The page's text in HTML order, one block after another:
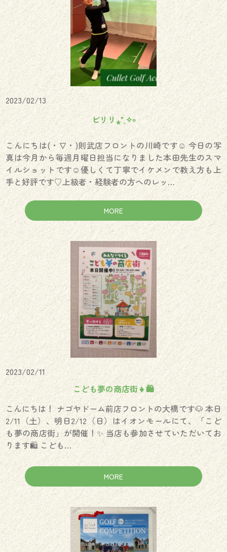
2023/02/13
ビリリ⁎⁺˳✧༚
こんにちは(・∇・)則武店フロントの川崎です☺︎ 今日の写
真は今月から毎週月曜日担当になりました本田先生のスマ
イルショットです☺️優しくて丁寧でイケメンで教え方も上
手と好評です♡上級者・経験者の方へのレッ…
MORE
2023/02/11
こども夢の商店街👧🛍
こんにちは！ ナゴヤドーム前店フロントの大橋です🐶 本日
2/11（土）、明日2/12（日）はイオンモールにて、「こど
も夢の商店街」が開催！✨ 当店も参加させていただいてお
ります🛍 こども…
MORE